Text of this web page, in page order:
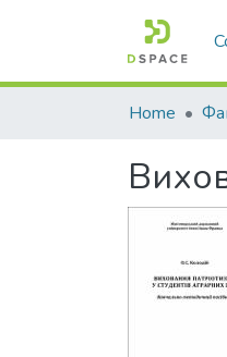
Home